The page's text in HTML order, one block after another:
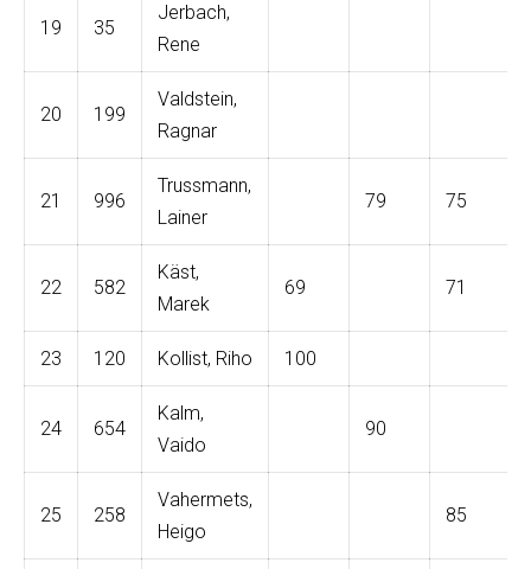
19 35
Jerbach,
Rene
20 199
Valdstein,
Ragnar
21 996
Trussmann,
Lainer
79 75
22 582
Käst,
Marek
69 71
23 120 Kollist, Riho 100
24 654
Kalm,
Vaido
90
25 258
Vahermets,
Heigo
85